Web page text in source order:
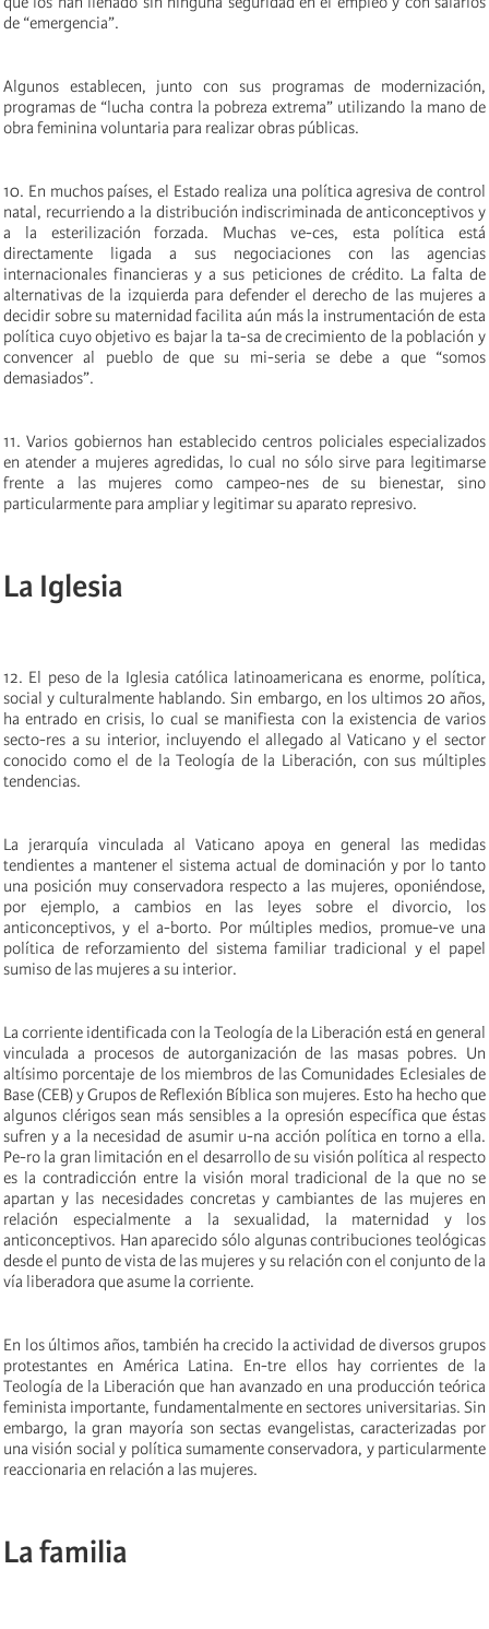
de “emergencia”.
Algunos establecen, junto con sus programas de modernización,
programas de “lucha contra la pobreza extrema” utilizando la mano de
obra feminina voluntaria para realizar obras públicas.
10. En muchos países, el Estado realiza una política agresiva de control
natal, recurriendo a la distribución indiscriminada de anticonceptivos y
a la esterilización forzada. Muchas ve-ces, esta política está
directamente ligada a sus negociaciones con las agencias
internacionales financieras y a sus peticiones de crédito. La falta de
alternativas de la izquierda para defender el derecho de las mujeres a
decidir sobre su maternidad facilita aún más la instrumentación de esta
política cuyo objetivo es bajar la ta-sa de crecimiento de la población y
convencer al pueblo de que su mi-seria se debe a que “somos
demasiados”.
11. Varios gobiernos han establecido centros policiales especializados
en atender a mujeres agredidas, lo cual no sólo sirve para legitimarse
frente a las mujeres como campeo-nes de su bienestar, sino
particularmente para ampliar y legitimar su aparato represivo.
La Iglesia
12. El peso de la Iglesia católica latinoamericana es enorme, política,
social y culturalmente hablando. Sin embargo, en los ultimos 20 años,
ha entrado en crisis, lo cual se manifiesta con la existencia de varios
secto-res a su interior, incluyendo el allegado al Vaticano y el sector
conocido como el de la Teología de la Liberación, con sus múltiples
tendencias.
La jerarquía vinculada al Vaticano apoya en general las medidas
tendientes a mantener el sistema actual de dominación y por lo tanto
una posición muy conservadora respecto a las mujeres, oponiéndose,
por ejemplo, a cambios en las leyes sobre el divorcio, los
anticonceptivos, y el a-borto. Por múltiples medios, promue-ve una
política de reforzamiento del sistema familiar tradicional y el papel
sumiso de las mujeres a su interior.
La corriente identificada con la Teología de la Liberación está en general
vinculada a procesos de autorganización de las masas pobres. Un
altísimo porcentaje de los miembros de las Comunidades Eclesiales de
Base (CEB) y Grupos de Reflexión Bíblica son mujeres. Esto ha hecho que
algunos clérigos sean más sensibles a la opresión específica que éstas
sufren y a la necesidad de asumir u-na acción política en torno a ella.
Pe-ro la gran limitación en el desarrollo de su visión política al respecto
es la contradicción entre la visión moral tradicional de la que no se
apartan y las necesidades concretas y cambiantes de las mujeres en
relación especialmente a la sexualidad, la maternidad y los
anticonceptivos. Han aparecido sólo algunas contribuciones teológicas
desde el punto de vista de las mujeres y su relación con el conjunto de la
vía liberadora que asume la corriente.
En los últimos años, también ha crecido la actividad de diversos grupos
protestantes en América Latina. En-tre ellos hay corrientes de la
Teología de la Liberación que han avanzado en una producción teórica
feminista importante, fundamentalmente en sectores universitarias. Sin
embargo, la gran mayoría son sectas evangelistas, caracterizadas por
una visión social y política sumamente conservadora, y particularmente
reaccionaria en relación a las mujeres.
La familia